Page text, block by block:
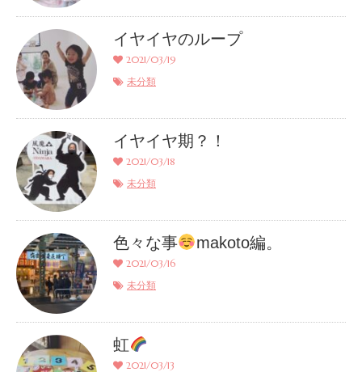
イヤイヤのループ
2021/03/19
未分類
イヤイヤ期？！
2021/03/18
未分類
色々な事 makoto編。
2021/03/16
未分類
虹
2021/03/13